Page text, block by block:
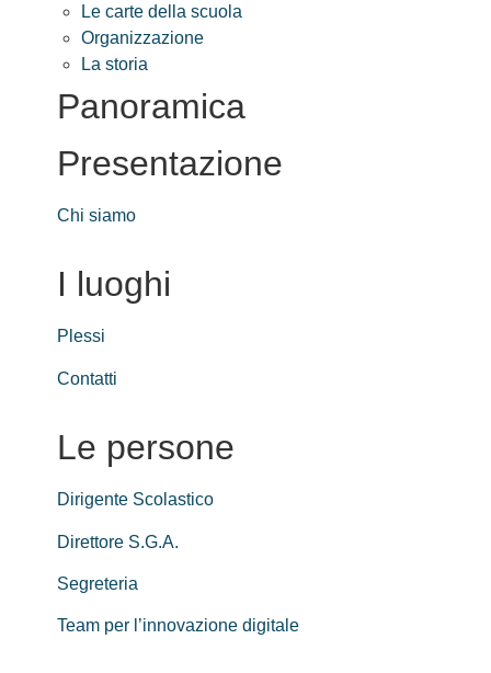
Le carte della scuola
Organizzazione
La storia
Panoramica
Presentazione
Chi siamo
I luoghi
Plessi
Contatti
Le persone
Dirigente Scolastico
Direttore S.G.A.
Segreteria
Team per l’innovazione digitale